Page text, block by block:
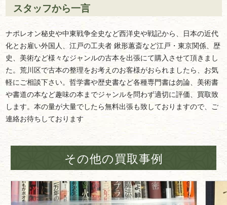
スタッフから一言
ナポレオン秘史や中東戦争全史など西洋史や戦記から、日本の近代
化とお雇い外国人、江戸の工夫者 鍬形蕙斎など江戸・東京関係、歴
史、美術など様々なジャンルの古本を出張にて購入させて頂きまし
た。荒川区で古本の整理をお考えのお客様がおられましたら、お気
軽にご相談下さい。哲学書や歴史書など各種専門書は勿論、美術書
や書道の本など趣味の本までジャンルを問わず適切に評価、買取致
します。本の量が大量でしたら無料出張も致しておりますので、ご
連絡お待ちしております
その他の買取事例